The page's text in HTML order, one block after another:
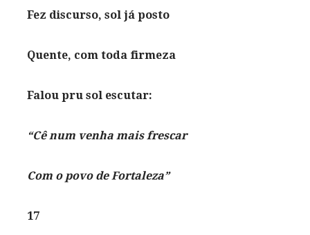
Fez discurso, sol já posto
Quente, com toda firmeza
Falou pru sol escutar:
“Cê num venha mais frescar
Com o povo de Fortaleza”
17